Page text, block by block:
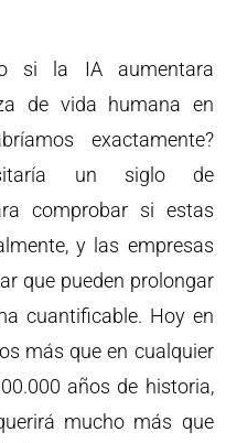
si la IA aumentara
de vida humana en
exactamente?
un siglo de
comprobar si estas
y las empresas
que pueden prolongar
cuantificable. Hoy en
más que en cualquier
años de historia,
mucho más que